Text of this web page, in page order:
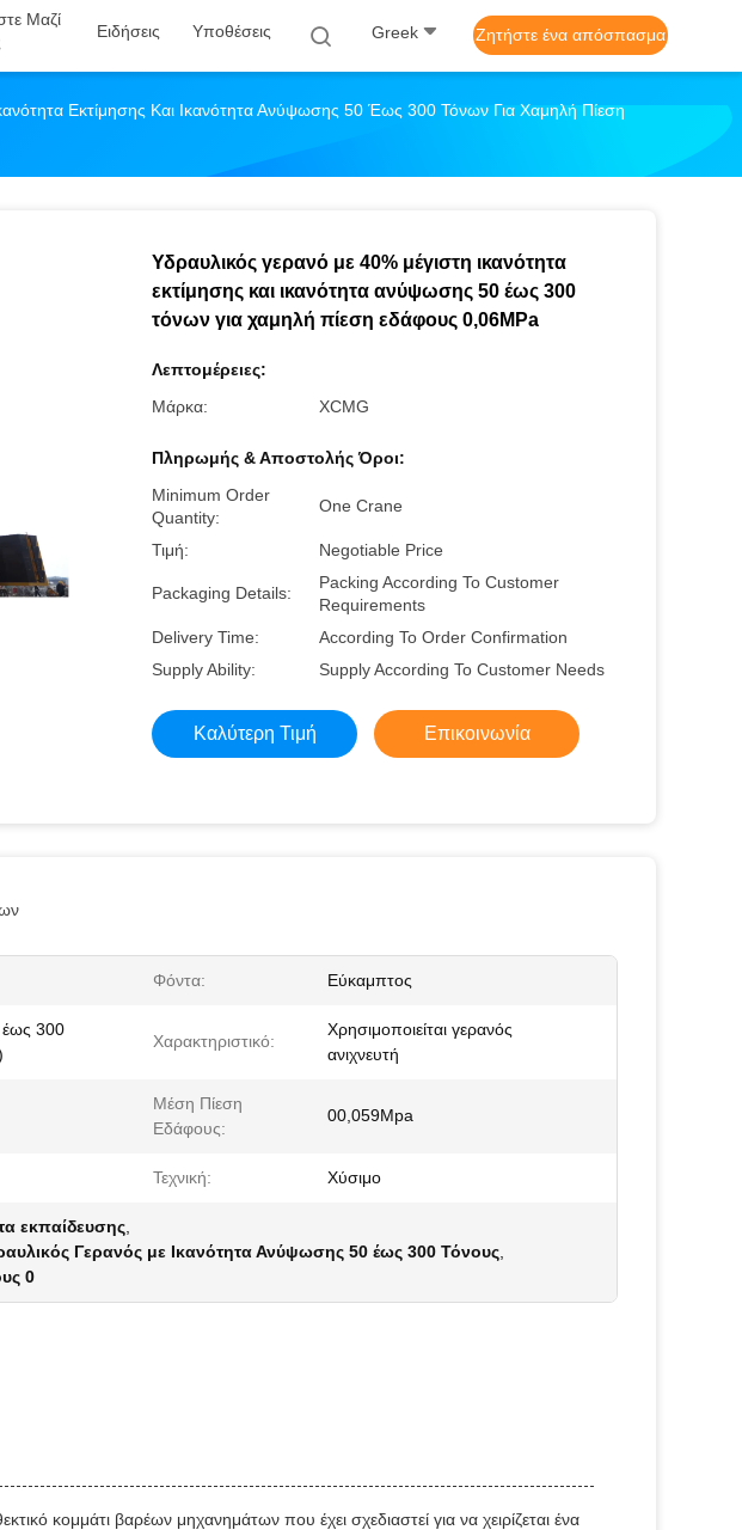
Μαζί
Ειδήσεις Υποθέσεις Greek Ζητήστε ένα απόσπασμα
Εκτίμησης Και Ικανότητα Ανύψωσης 50 Έως 300 Τόνων Για Χαμηλή Πίεση
Υδραυλικός γερανό με 40% μέγιστη ικανότητα
εκτίμησης και ικανότητα ανύψωσης 50 έως 300
τόνων για χαμηλή πίεση εδάφους 0,06MPa
Λεπτομέρειες:
Μάρκα:
XCMG
Πληρωμής & Αποστολής Όροι:
Minimum Order
Quantity:
One Crane
Τιμή: Negotiable Price
Packaging Details:
Packing According To Customer
Requirements
Delivery Time:
According To Order Confirmation
Supply Ability:
Supply According To Customer Needs
Καλύτερη Τιμή Επικοινωνία
Φόντα: Εύκαμπτος
έως 300
Χαρακτηριστικό:
Χρησιμοποιείται γερανός
ανιχνευτή
Μέση Πίεση
Εδάφους:
00,059Mpa
Τεχνική: Χύσιμο
εκπαίδευσης
Γερανός με Ικανότητα Ανύψωσης 50 έως 300 Τόνους
0
κομμάτι βαρέων μηχανημάτων που έχει σχεδιαστεί για να χειρίζεται ένα